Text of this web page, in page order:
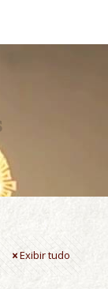
Exibir tudo